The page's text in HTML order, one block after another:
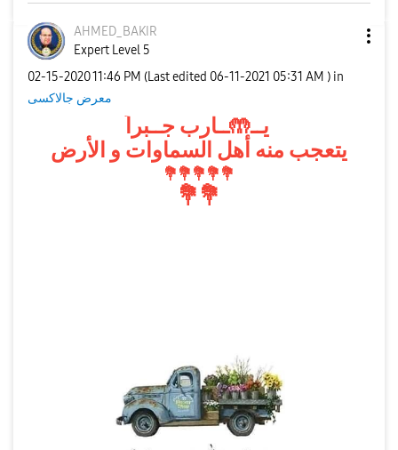
AHMED_BAKIR
Expert Level 5
‎02-15-202011:46 PM (Last edited ‎06-11-2021 05:31 AM ) in
معرض جالاكسى
يتعجب منه أهل السماوات و الأرض
💐 💐 💐 💐 💐
💐 💐